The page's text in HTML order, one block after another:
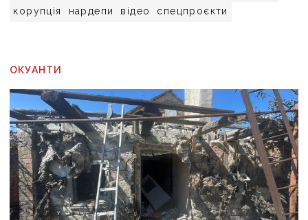
корупція
нардепи відео спецпроєкти
ОКУАНТИ